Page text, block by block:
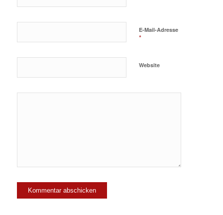
E-Mail-Adresse
*
Website